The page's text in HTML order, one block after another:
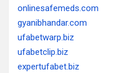
onlinesafemeds.com
gyanibhandar.com
ufabetwarp.biz
ufabetclip.biz
expertufabet.biz